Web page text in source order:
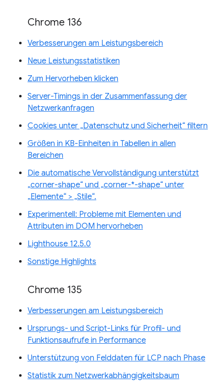
Chrome 136
Verbesserungen am Leistungsbereich
Neue Leistungsstatistiken
Zum Hervorheben klicken
Server-Timings in der Zusammenfassung der
Netzwerkanfragen
Cookies unter „Datenschutz und Sicherheit“ filtern
Größen in KB-Einheiten in Tabellen in allen
Bereichen
Die automatische Vervollständigung unterstützt
„corner-shape“ und „corner-*-shape“ unter
„Elemente“ > „Stile“.
Experimentell: Probleme mit Elementen und
Attributen im DOM hervorheben
Lighthouse 12.5.0
Sonstige Highlights
Chrome 135
Verbesserungen am Leistungsbereich
Ursprungs- und Script-Links für Profil- und
Funktionsaufrufe in Performance
Unterstützung von Felddaten für LCP nach Phase
Statistik zum Netzwerkabhängigkeitsbaum